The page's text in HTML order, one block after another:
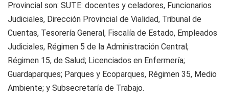
Provincial son: SUTE: docentes y celadores, Funcionarios
Judiciales, Dirección Provincial de Vialidad, Tribunal de
Cuentas, Tesorería General, Fiscalía de Estado, Empleados
Judiciales, Régimen 5 de la Administración Central;
Régimen 15, de Salud; Licenciados en Enfermería;
Guardaparques; Parques y Ecoparques, Régimen 35, Medio
Ambiente; y Subsecretaría de Trabajo.